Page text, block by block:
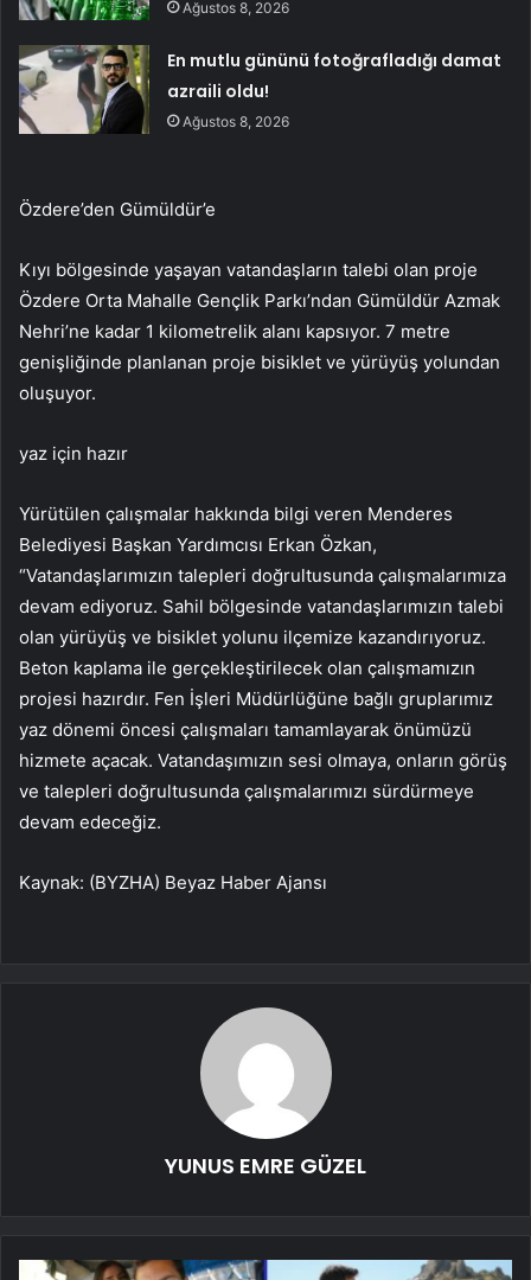
Ağustos 8, 2026
En mutlu gününü fotoğrafladığı damat
azraili oldu!
Ağustos 8, 2026
Özdere’den Gümüldür’e
Kıyı bölgesinde yaşayan vatandaşların talebi olan proje
Özdere Orta Mahalle Gençlik Parkı’ndan Gümüldür Azmak
Nehri’ne kadar 1 kilometrelik alanı kapsıyor. 7 metre
genişliğinde planlanan proje bisiklet ve yürüyüş yolundan
oluşuyor.
yaz için hazır
Yürütülen çalışmalar hakkında bilgi veren Menderes
Belediyesi Başkan Yardımcısı Erkan Özkan,
“Vatandaşlarımızın talepleri doğrultusunda çalışmalarımıza
devam ediyoruz. Sahil bölgesinde vatandaşlarımızın talebi
olan yürüyüş ve bisiklet yolunu ilçemize kazandırıyoruz.
Beton kaplama ile gerçekleştirilecek olan çalışmamızın
projesi hazırdır. Fen İşleri Müdürlüğüne bağlı gruplarımız
yaz dönemi öncesi çalışmaları tamamlayarak önümüzü
hizmete açacak. Vatandaşımızın sesi olmaya, onların görüş
ve talepleri doğrultusunda çalışmalarımızı sürdürmeye
devam edeceğiz.
Kaynak: (BYZHA) Beyaz Haber Ajansı
YUNUS EMRE GÜZEL